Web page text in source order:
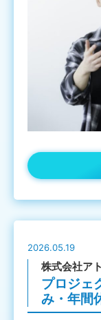
2026.05.19
株式会社ア
プロジェ
み・年間